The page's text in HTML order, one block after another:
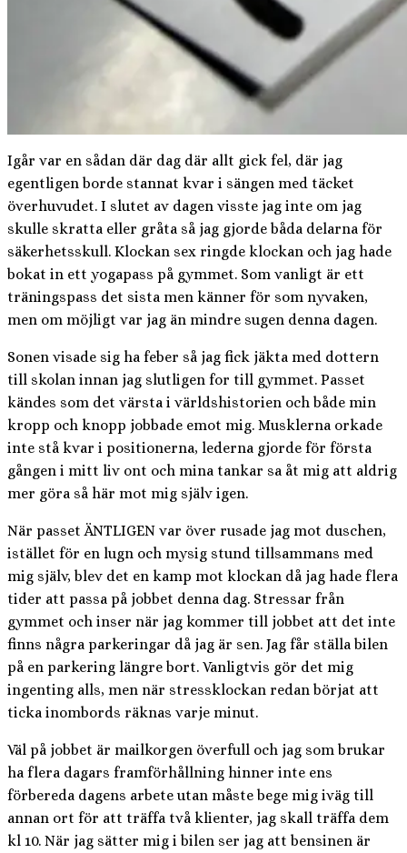
Igår var en sådan där dag där allt gick fel, där jag
egentligen borde stannat kvar i sängen med täcket
överhuvudet. I slutet av dagen visste jag inte om jag
skulle skratta eller gråta så jag gjorde båda delarna för
säkerhetsskull. Klockan sex ringde klockan och jag hade
bokat in ett yogapass på gymmet. Som vanligt är ett
träningspass det sista men känner för som nyvaken,
men om möjligt var jag än mindre sugen denna dagen.
Sonen visade sig ha feber så jag fick jäkta med dottern
till skolan innan jag slutligen for till gymmet. Passet
kändes som det värsta i världshistorien och både min
kropp och knopp jobbade emot mig. Musklerna orkade
inte stå kvar i positionerna, lederna gjorde för första
gången i mitt liv ont och mina tankar sa åt mig att aldrig
mer göra så här mot mig själv igen.
När passet ÄNTLIGEN var över rusade jag mot duschen,
istället för en lugn och mysig stund tillsammans med
mig själv, blev det en kamp mot klockan då jag hade flera
tider att passa på jobbet denna dag. Stressar från
gymmet och inser när jag kommer till jobbet att det inte
finns några parkeringar då jag är sen. Jag får ställa bilen
på en parkering längre bort. Vanligtvis gör det mig
ingenting alls, men när stressklockan redan börjat att
ticka inombords räknas varje minut.
Väl på jobbet är mailkorgen överfull och jag som brukar
ha flera dagars framförhållning hinner inte ens
förbereda dagens arbete utan måste bege mig iväg till
annan ort för att träffa två klienter, jag skall träffa dem
kl 10. När jag sätter mig i bilen ser jag att bensinen är